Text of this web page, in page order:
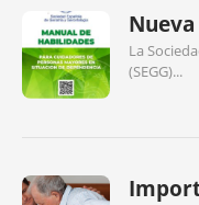
La
(SEGG)...